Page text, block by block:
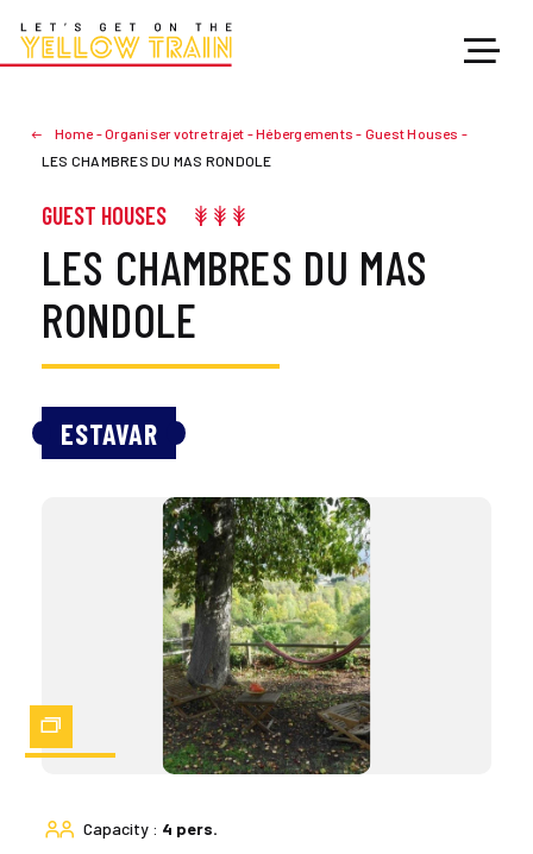
Home-Organiser votre trajet -Hébergements - Guest Houses -
LES CHAMBRES DU MAS RONDOLE
GUEST HOUSES
LES CHAMBRES DU MAS
RONDOLE
ESTAVAR
Zoom
Capacity : 4 pers.